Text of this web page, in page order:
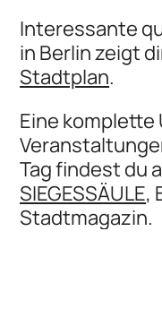
Interessante
in Berlin zeigt
Stadtplan.
Eine
Tag findest du
SIEGESSÄULE,
Stadtmagazin.